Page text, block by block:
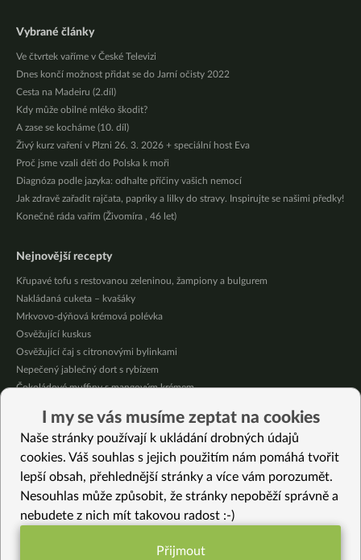
Vybrané články
Ve čtvrtek vaříme v České Televizi
Dnes končí možnost přidat se do Jarní očisty 2022
Cesta na Madeiru (2.díl)
Kdy může obilné mléko škodit?
A zase se kocháme (10. díl)
Živý kurz vaření v Plzni 26. 3. 2026 + speciální host Eva
Proč jsme vzali děti do Polska k moři
Diagnóza podle jazyka: odhalte příčiny vašich nemocí
Jak zdravě zařadit rajčata, papriky a lilky do stravy. Inspirujte se našimi předky!
Konečně ráda vařím (Živomíra , 46 let)
Nejnovější recepty
Křupavé tofu s restovanou zeleninou, žampiony a bulgurem
Nakládaná cuketa – kvašáky
Mrkvovo-dýňová krémová polévka
Osvěžující kuskus
Osvěžující čaj s citronovými bylinkami
Nepečený jablečný dort s rybízem
Čokoládové muffiny s mangovým krémem
Krémová zeleninová polévka s koprem a vločkami
Celozrnná rýže basmati se zeleninou
Vybrané recepty
Rychlý salát se smetanovou zálivkou a lesní pažitkou
Fialové batátové gnocchi
I my se vás musíme zeptat na cookies
Naše stránky používají k ukládání drobných údajů
cookies. Váš souhlas s jejich použitím nám pomáhá tvořit
lepší obsah, přehlednější stránky a více vám porozumět.
Nesouhlas může způsobit, že stránky nepoběží správně a
nebudete z nich mít takovou radost :-)
Přijmout